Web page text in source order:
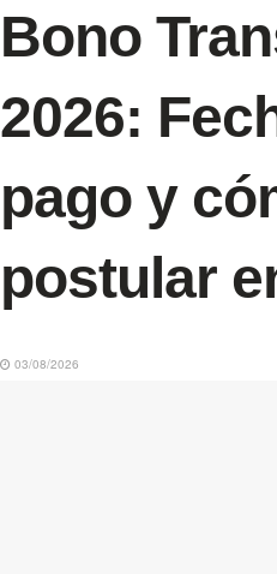
Bono
2026:
pago y
postular
03/08/2026